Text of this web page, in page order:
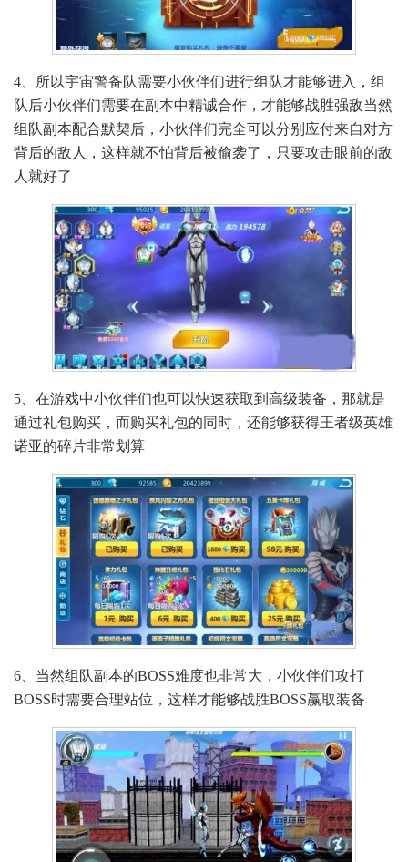
4、所以宇宙警备队需要小伙伴们进行组队才能够进入，组
队后小伙伴们需要在副本中精诚合作，才能够战胜强敌当然
组队副本配合默契后，小伙伴们完全可以分别应付来自对方
背后的敌人，这样就不怕背后被偷袭了，只要攻击眼前的敌
人就好了
5、在游戏中小伙伴们也可以快速获取到高级装备，那就是
通过礼包购买，而购买礼包的同时，还能够获得王者级英雄
诺亚的碎片非常划算
6、当然组队副本的BOSS难度也非常大，小伙伴们攻打
BOSS时需要合理站位，这样才能够战胜BOSS赢取装备